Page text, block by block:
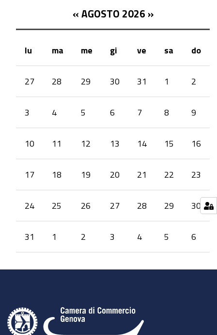
« AGOSTO 2026 »
lu ma me gi ve sa do
27 28 29 30 31 1 2
3 4 5 6 7 8 9
10 11 12 13 14 15 16
17 18 19 20 21 22 23
24 25 26 27 28 29 30
31 1 2 3 4 5 6